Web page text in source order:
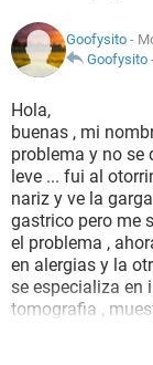
NUTRICIÓN
BIENESTAR
SEXUALIDAD
GLOSARIO
Goofysito -
Goofysito
Hola,
buenas , mi
problema y no se
leve ... fui al
nariz y ve la
gastrico pero me
el problema ,
en alergias y la
se especializa en
tomografia ,
salgan los
un loco